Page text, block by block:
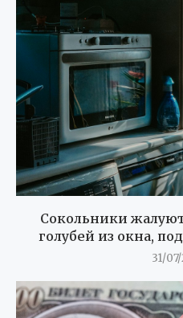
Сокольники
голубей из окна,
31/